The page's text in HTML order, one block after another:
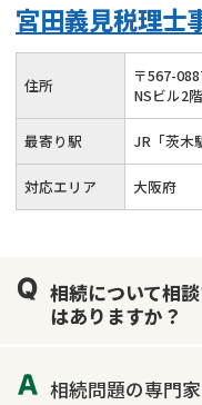
宮田義見税理士
住所 〒567-
NSビル2階
最寄り駅 JR「茨木
対応エリア 大阪府
相続について相
はありますか？
相続問題の専門